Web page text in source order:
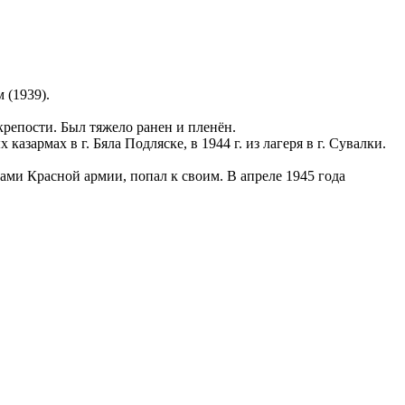
(1939).
Был тяжело ранен и пленён.
в г. Бяла Подляске, в 1944 г. из лагеря в г. Сувалки.
Красной армии, попал к своим. В апреле 1945 года